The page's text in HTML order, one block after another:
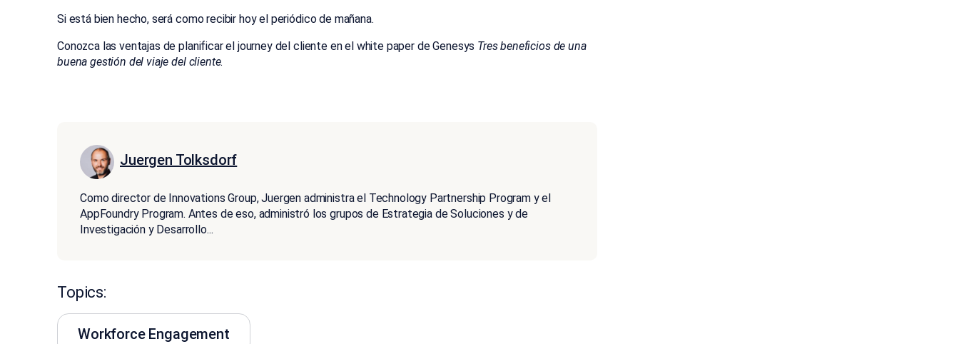
Si está bien hecho, será como recibir hoy el periódico de mañana.
Conozca las ventajas de planificar el journey del cliente en el white paper de Genesys Tres beneficios de una
buena gestión del viaje del cliente.
Juergen Tolksdorf
Como director de Innovations Group, Juergen administra el Technology Partnership Program y el
AppFoundry Program. Antes de eso, administró los grupos de Estrategia de Soluciones y de
Investigación y Desarrollo...
Topics:
Workforce Engagement